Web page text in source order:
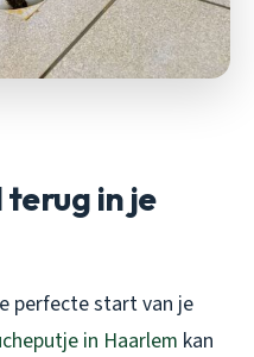
in je
perfecte start van je
in Haarlem kan